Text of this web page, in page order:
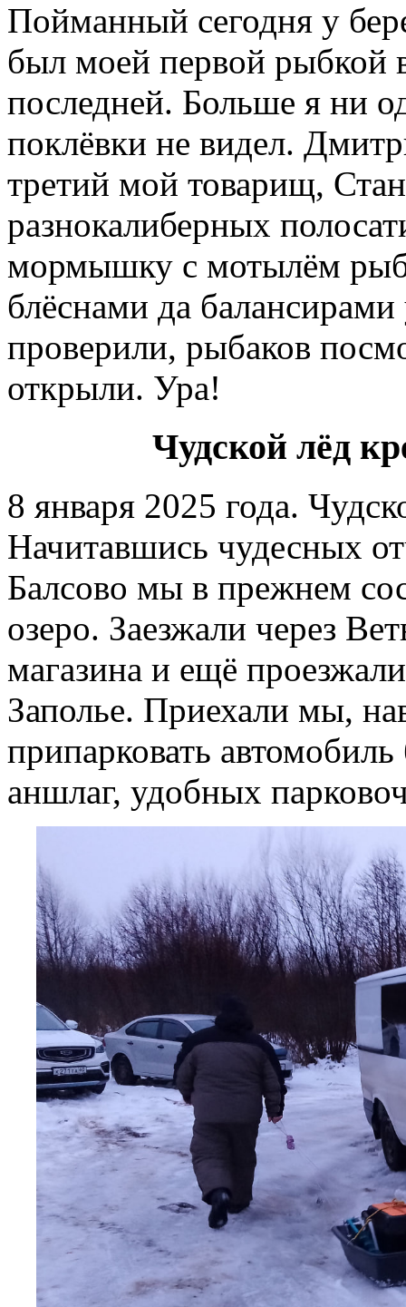
Пойманный сегодня у
был моей первой рыбкой
последней. Больше я ни
поклёвки не видел.
третий мой товарищ,
разнокалиберных
мормышку с мотылëм
блëснами да
проверили, рыбаков
открыли. Ура!
Чудской лёд
8 января 2025 года.
Начитавшись чудесных
Балсово мы в прежнем
озеро. Заезжали через
магазина и ещё
Заполье. Приехали мы,
припарковать
аншлаг, удобных